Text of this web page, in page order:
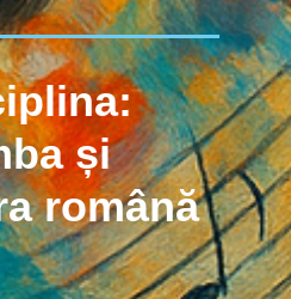
și
română